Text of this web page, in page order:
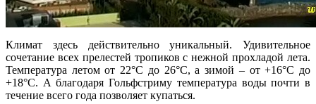
Климат здесь действительно уникальный. Удивительное
сочетание всех прелестей тропиков с нежной прохладой лета.
Температура летом от 22°С до 26°С, а зимой – от +16°С до
+18°С. А благодаря Гольфстриму температура воды почти в
течение всего года позволяет купаться.